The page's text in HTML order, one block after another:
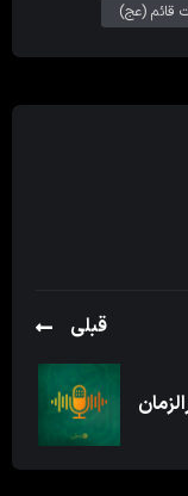
(عج)
قبلی